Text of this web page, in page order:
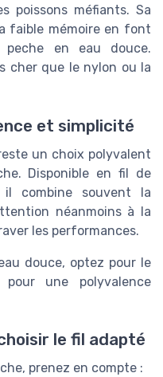
poissons méfiants. Sa
faible mémoire en font
en eau douce.
cher que le nylon ou la
et simplicité
un choix polyvalent
Disponible en fil de
combine souvent la
néanmoins à la
les performances.
douce, optez pour le
une polyvalence
le fil adapté
prenez en compte :